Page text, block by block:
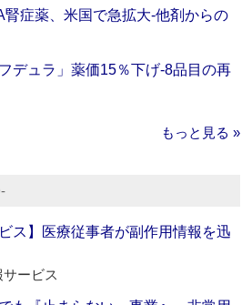
腎症薬、米国で急拡大‐他剤からの
デュラ」薬価15％下げ‐8品目の再
もっと見る »
ス】医療従事者が副作用情報を迅
ービス